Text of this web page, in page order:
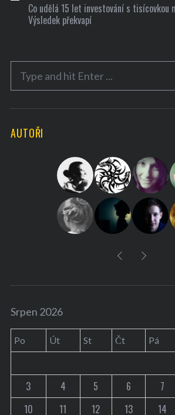
Co udělá 15 let investování s tisícovkou
Výsledek překvapí
c
AUTOŘI
Srpen 2026
Po Út St Čt Pá
3
4 5 6 7
10
11 12 13 14